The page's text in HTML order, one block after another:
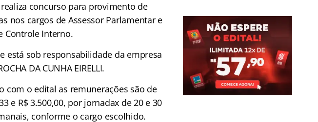
concurso para provimento de
nos cargos de Assessor Parlamentar e
Controle Interno.
está sob responsabilidade da empresa
DA CUNHA EIRELLI.
com o edital as remunerações são de
e R$ 3.500,00, por jornadax de 20 e 30
conforme o cargo escolhido.